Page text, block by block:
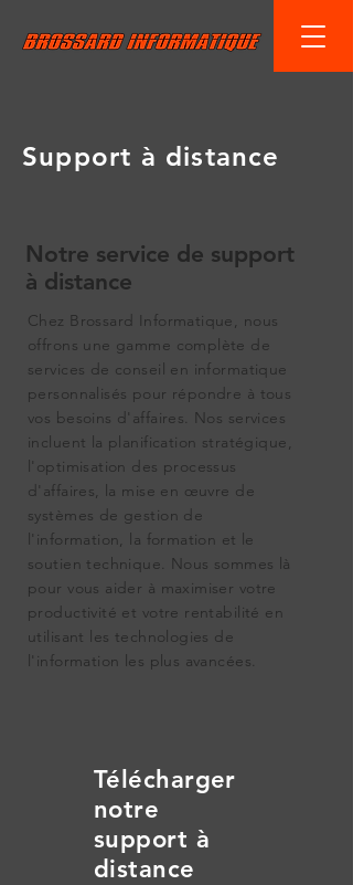
Support à distance
Notre service de support
à distance
Chez Brossard Informatique, nous
offrons une gamme complète de
services de conseil en informatique
personnalisés pour répondre à tous
vos besoins d'affaires. Nos services
incluent la planification stratégique,
l'optimisation des processus
d'affaires, la mise en œuvre de
systèmes de gestion de
l'information, la formation et le
soutien technique. Nous sommes là
pour vous aider à maximiser votre
productivité et votre rentabilité en
utilisant les technologies de
l'information les plus avancées.
Télécharger
notre
support à
distance